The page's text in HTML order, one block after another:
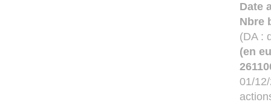
Date
Nbre
(DA :
(en
01/